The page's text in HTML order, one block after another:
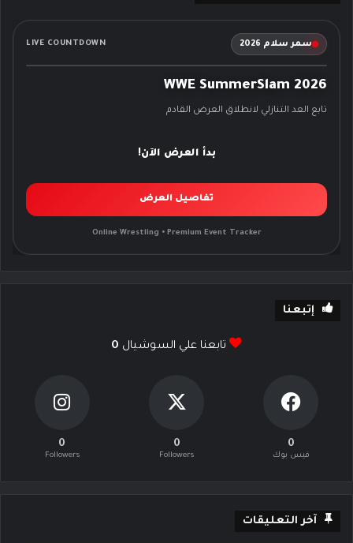
سمر سلام 2026 LIVE COUNTDOWN
WWE SummerSlam 2026
تابع العد التنازلي لانطلاق العرض القادم
بدأ العرض الآن!
تفاصيل العرض
Online Wrestling • Premium Event Tracker
إتبعنا
تابعنا علي السوشيال 0
0
فيس بوك
0
Followers
0
Followers
آخر التعليقات